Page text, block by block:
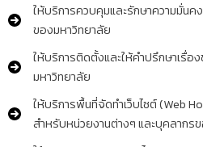
ให้บริการควบคุมและรักษาความมั่น
ของมหาวิทยาลัย
ให้บริการติดตั้งและให้คำปรึกษาเรื่อ
มหาวิทยาลัย
ให้บริการพื้นที่จัดทำเว็บไซต์ (Web
สำหรับหน่วยงานต่างๆ และบุคลากร